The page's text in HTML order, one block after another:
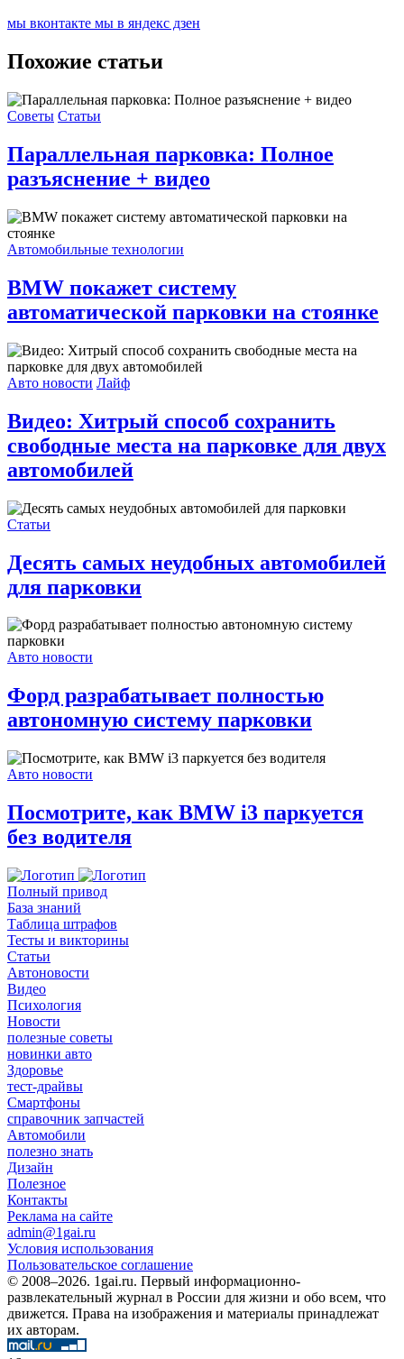
мы вконтакте мы в яндекс дзен
Похожие статьи
Советы Статьи
Параллельная парковка: Полное
разъяснение + видео
Автомобильные технологии
BMW покажет систему
автоматической парковки на стоянке
Авто новости Лайф
Видео: Хитрый способ сохранить
свободные места на парковке для двух
автомобилей
Статьи
Десять самых неудобных автомобилей
для парковки
Авто новости
Форд разрабатывает полностью
автономную систему парковки
Авто новости
Посмотрите, как BMW i3 паркуется
без водителя
Полный привод
База знаний
Таблица штрафов
Тесты и викторины
Статьи
Автоновости
Видео
Психология
Новости
полезные советы
новинки авто
Здоровье
тест-драйвы
Смартфоны
справочник запчастей
Автомобили
полезно знать
Дизайн
Полезное
Контакты
Реклама на сайте
admin@1gai.ru
Условия использования
Пользовательское соглашение
© 2008–2026. 1gai.ru. Первый информационно-
развлекательный журнал в России для жизни и обо всем, что
движется. Права на изображения и материалы принадлежат
их авторам.